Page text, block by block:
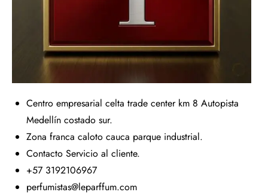
Centro empresarial celta trade center km 8 Autopista
Medellín costado sur.
Zona franca caloto cauca parque industrial.
Contacto Servicio al cliente.
+57 3192106967
perfumistas@leparffum.com